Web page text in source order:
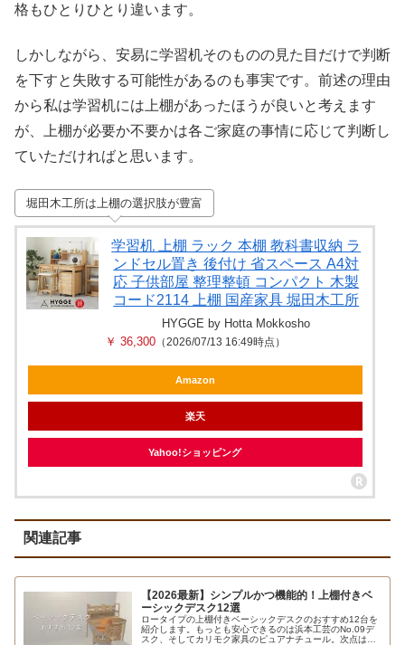
格もひとりひとり違います。
しかしながら、安易に学習机そのものの見た目だけで判断
を下すと失敗する可能性があるのも事実です。前述の理由
から私は学習机には上棚があったほうが良いと考えます
が、上棚が必要か不要かは各ご家庭の事情に応じて判断し
ていただければと思います。
堀田木工所は上棚の選択肢が豊富
学習机 上棚 ラック 本棚 教科書収納 ラ
ンドセル置き 後付け 省スペース A4対
応 子供部屋 整理整頓 コンパクト 木製
コード2114 上棚 国産家具 堀田木工所
HYGGE by Hotta Mokkosho
￥ 36,300（2026/07/13 16:49時点）
Amazon
楽天
Yahoo!ショッピング
関連記事
【2026最新】シンプルかつ機能的！上棚付きベ
ーシックデスク12選
ロータイプの上棚付きベーシックデスクのおすすめ12台を
紹介します。もっとも安心できるのは浜本工芸のNo.09デ
スク、そしてカリモク家具のピュアナチュール。次点はア